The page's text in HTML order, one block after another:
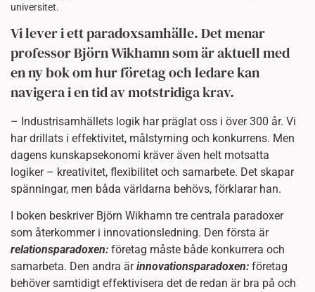
universitet.
Vi lever i ett paradoxsamhälle. Det menar
professor Björn Wikhamn som är aktuell med
en ny bok om hur företag och ledare kan
navigera i en tid av motstridiga krav.
– Industrisamhällets logik har präglat oss i över 300 år. Vi
har drillats i effektivitet, målstyrning och konkurrens. Men
dagens kunskapsekonomi kräver även helt motsatta
logiker – kreativitet, flexibilitet och samarbete. Det skapar
spänningar, men båda världarna behövs, förklarar han.
I boken beskriver Björn Wikhamn tre centrala paradoxer
som återkommer i innovationsledning. Den första är
relationsparadoxen: företag måste både konkurrera och
samarbeta. Den andra ärinnovationsparadoxen: företag
behöver samtidigt effektivisera det de redan är bra på och